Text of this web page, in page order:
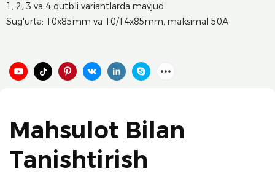
1, 2, 3 va 4 qutbli variantlarda mavjud
Sug'urta: 10x85mm va 10/14x85mm, maksimal 50A
Mahsulot Bilan
Tanishtirish